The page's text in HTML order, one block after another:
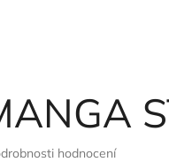
hodnocení